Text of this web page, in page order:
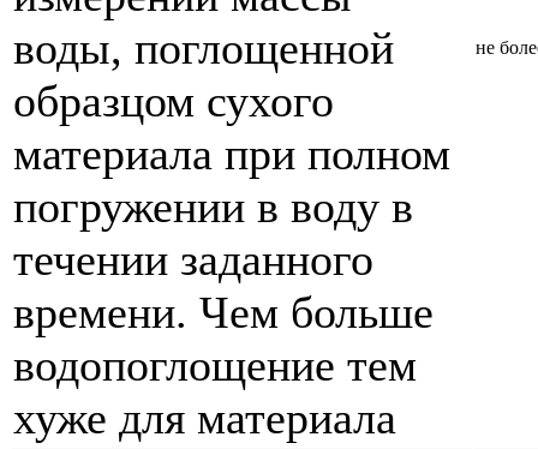
воды, поглощенной
образцом сухого
материала при полном
погружении в воду в
течении заданного
времени. Чем больше
водопоглощение тем
хуже для материала
не